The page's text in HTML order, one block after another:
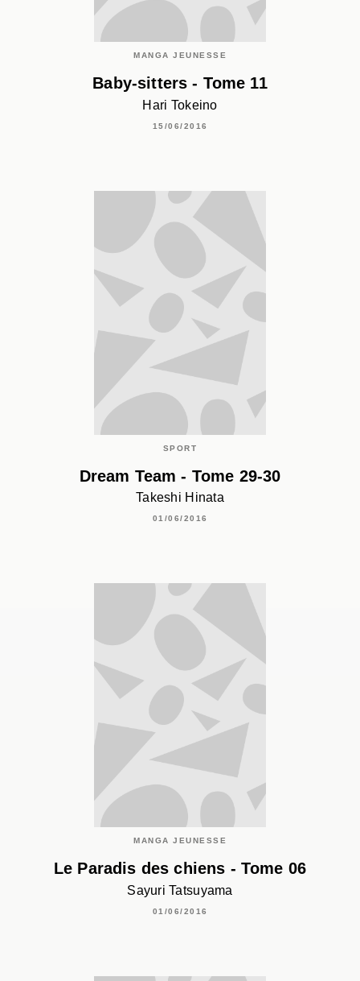
MANGA JEUNESSE
Baby-sitters - Tome 11
Hari Tokeino
15/06/2016
SPORT
Dream Team - Tome 29-30
Takeshi Hinata
01/06/2016
MANGA JEUNESSE
Le Paradis des chiens - Tome 06
Sayuri Tatsuyama
01/06/2016